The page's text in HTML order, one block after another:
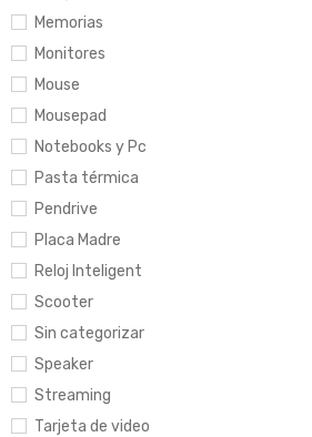
Memorias
Monitores
Mouse
Mousepad
Notebooks y Pc
Pasta térmica
Pendrive
Placa Madre
Reloj Inteligent
Scooter
Sin categorizar
Speaker
Streaming
Tarjeta de video